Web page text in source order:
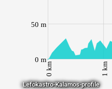
Lefokastro-Kalamos-profile